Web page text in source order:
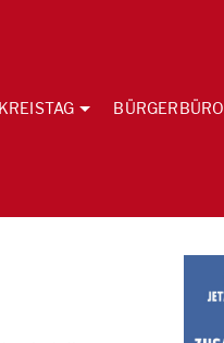
BÜRGERBÜRO